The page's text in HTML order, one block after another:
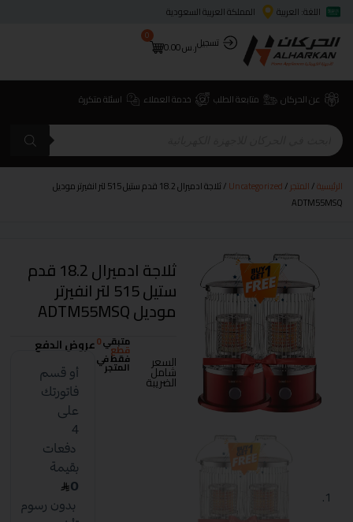
اللغة: العربية
المملكة العربية السعودية
تسجيلر.س0.00
0
عن الحركان متابعة الطلب خدمة العملاء اسئلة متكررة
الرئيسية/المتجر/
Uncategorized
/ ثلاجة ادميرال 18.2 قدم ستيل 515 لتر انفيرتر موديل
ADTM55MSQ
ثلاجة ادميرال 18.2 قدم
ستيل 515 لتر انفيرتر
موديل ADTM55MSQ
السعر
شامل
الضريبة
متبقي0
قطع
فقط في
المتجر
عروض الدفع